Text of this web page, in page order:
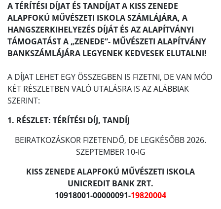
A TÉRÍTÉSI DÍJAT ÉS TANDÍJAT A KISS ZENEDE
ALAPFOKÚ MŰVÉSZETI ISKOLA SZÁMLÁJÁRA, A
HANGSZERKIHELYEZÉS DÍJÁT ÉS AZ ALAPÍTVÁNYI
TÁMOGATÁST A „ZENEDE”- MŰVÉSZETI ALAPÍTVÁNY
BANKSZÁMLÁJÁRA LEGYENEK KEDVESEK ELUTALNI!
A DÍJAT LEHET EGY ÖSSZEGBEN IS FIZETNI, DE VAN MÓD
KÉT RÉSZLETBEN VALÓ UTALÁSRA IS AZ ALÁBBIAK
SZERINT:
1. RÉSZLET: TÉRÍTÉSI DÍJ, TANDÍJ
BEIRATKOZÁSKOR FIZETENDŐ, DE LEGKÉSŐBB 2026.
SZEPTEMBER 10-IG
KISS ZENEDE ALAPFOKÚ MŰVÉSZETI ISKOLA
UNICREDIT BANK ZRT.
10918001-00000091-19820004